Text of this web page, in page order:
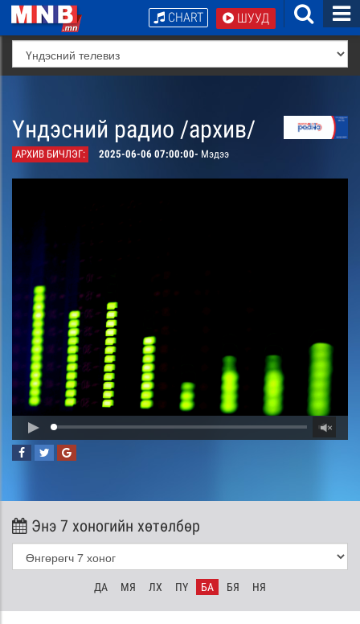
ШУУД
CHART
Үндэсний радио /архив/
АРХИВ БИЧЛЭГ: 2025-06-06 07:00:00- Мэдээ
Энэ 7 хоногийн хөтөлбөр
ДА МЯ ЛХ ПҮ БА БЯ НЯ